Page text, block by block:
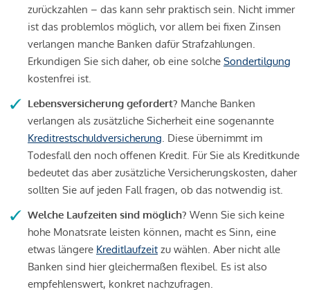
zurückzahlen – das kann sehr praktisch sein. Nicht immer
ist das problemlos möglich, vor allem bei fixen Zinsen
verlangen manche Banken dafür Strafzahlungen.
Erkundigen Sie sich daher, ob eine solche Sondertilgung
kostenfrei ist.
Lebensversicherung gefordert? Manche Banken
verlangen als zusätzliche Sicherheit eine sogenannte
Kreditrestschuldversicherung. Diese übernimmt im
Todesfall den noch offenen Kredit. Für Sie als Kreditkunde
bedeutet das aber zusätzliche Versicherungskosten, daher
sollten Sie auf jeden Fall fragen, ob das notwendig ist.
Welche Laufzeiten sind möglich? Wenn Sie sich keine
hohe Monatsrate leisten können, macht es Sinn, eine
etwas längere Kreditlaufzeit zu wählen. Aber nicht alle
Banken sind hier gleichermaßen flexibel. Es ist also
empfehlenswert, konkret nachzufragen.